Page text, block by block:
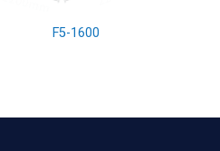
F5-1600